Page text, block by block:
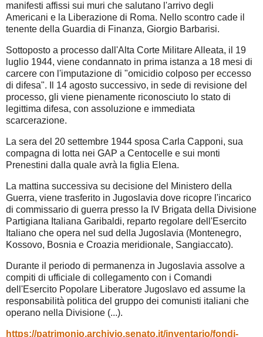
manifesti affissi sui muri che salutano l'arrivo degli
Americani e la Liberazione di Roma. Nello scontro cade il
tenente della Guardia di Finanza, Giorgio Barbarisi.
Sottoposto a processo dall'Alta Corte Militare Alleata, il 19
luglio 1944, viene condannato in prima istanza a 18 mesi di
carcere con l'imputazione di "omicidio colposo per eccesso
di difesa". Il 14 agosto successivo, in sede di revisione del
processo, gli viene pienamente riconosciuto lo stato di
legittima difesa, con assoluzione e immediata
scarcerazione.
La sera del 20 settembre 1944 sposa Carla Capponi, sua
compagna di lotta nei GAP a Centocelle e sui monti
Prenestini dalla quale avrà la figlia Elena.
La mattina successiva su decisione del Ministero della
Guerra, viene trasferito in Jugoslavia dove ricopre l'incarico
di commissario di guerra presso la IV Brigata della Divisione
Partigiana Italiana Garibaldi, reparto regolare dell'Esercito
Italiano che opera nel sud della Jugoslavia (Montenegro,
Kossovo, Bosnia e Croazia meridionale, Sangiaccato).
Durante il periodo di permanenza in Jugoslavia assolve a
compiti di ufficiale di collegamento con i Comandi
dell'Esercito Popolare Liberatore Jugoslavo ed assume la
responsabilità politica del gruppo dei comunisti italiani che
operano nella Divisione (...).
https://patrimonio.archivio.senato.it/inventario/fondi-